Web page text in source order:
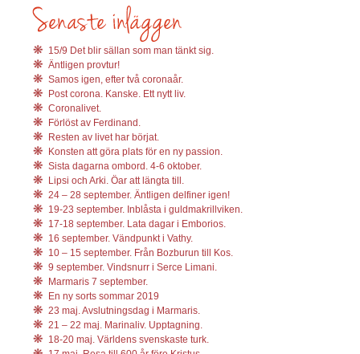
15/9 Det blir sällan som man tänkt sig.
Äntligen provtur!
Samos igen, efter två coronaår.
Post corona. Kanske. Ett nytt liv.
Coronalivet.
Förlöst av Ferdinand.
Resten av livet har börjat.
Konsten att göra plats för en ny passion.
Sista dagarna ombord. 4-6 oktober.
Lipsi och Arki. Öar att längta till.
24 – 28 september. Äntligen delfiner igen!
19-23 september. Inblåsta i guldmakrillviken.
17-18 september. Lata dagar i Emborios.
16 september. Vändpunkt i Vathy.
10 – 15 september. Från Bozburun till Kos.
9 september. Vindsnurr i Serce Limani.
Marmaris 7 september.
En ny sorts sommar 2019
23 maj. Avslutningsdag i Marmaris.
21 – 22 maj. Marinaliv. Upptagning.
18-20 maj. Världens svenskaste turk.